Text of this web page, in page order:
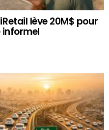
lève 20M$ pour